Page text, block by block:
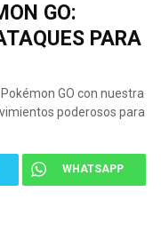
GO:
PARA
GO con nuestra
poderosos para
WHATSAPP